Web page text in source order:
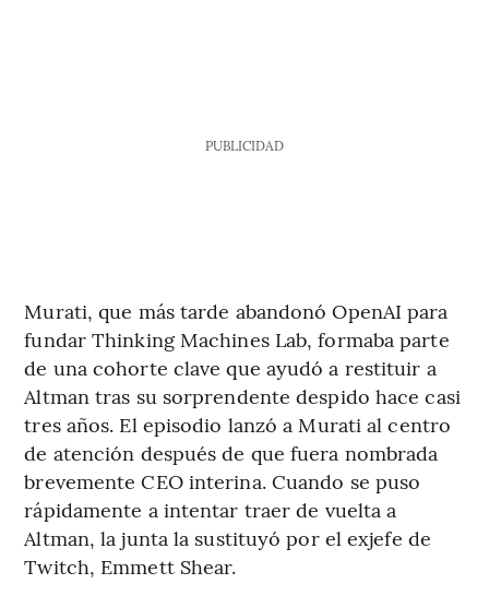
PUBLICIDAD
Murati, que más tarde abandonó OpenAI para
fundar Thinking Machines Lab, formaba parte
de una cohorte clave que ayudó a restituir a
Altman tras su sorprendente despido hace casi
tres años. El episodio lanzó a Murati al centro
de atención después de que fuera nombrada
brevemente CEO interina. Cuando se puso
rápidamente a intentar traer de vuelta a
Altman, la junta la sustituyó por el exjefe de
Twitch, Emmett Shear.